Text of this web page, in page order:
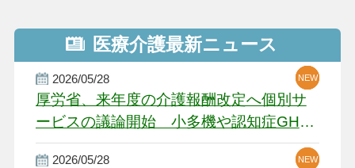
医療介護最新ニュース
2026/05/28
厚労省、来年度の介護報酬改定へ個別サ
ービスの議論開始 小多機や認知症GH、
厳しい経営環境に危機感
NEW
NEW
NEW
2026/05/28 NEW
NEW